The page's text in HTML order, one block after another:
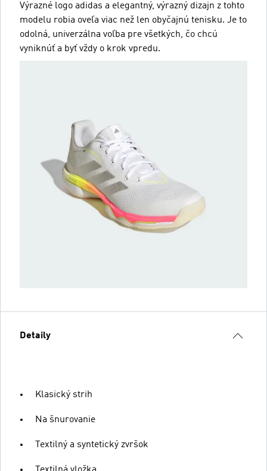
Výrazné logo adidas a elegantný, výrazný dizajn z tohto
modelu robia oveľa viac než len obyčajnú tenisku. Je to
odolná, univerzálna voľba pre všetkých, čo chcú
vyniknúť a byť vždy o krok vpredu.
Detaily
Klasický strih
Na šnurovanie
Textilný a syntetický zvršok